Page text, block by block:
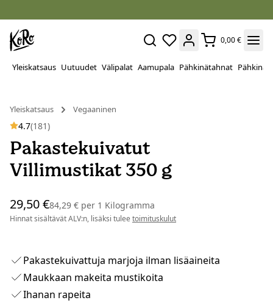
0,00 €
Yleiskatsaus Uutuudet Välipalat Aamupala Pähkinätahnat Pähkinät
Yleiskatsaus Vegaaninen
4.7(181)
Pakastekuivatut
Villimustikat 350 g
29,50 €84,29 € per 1 Kilogramma
Hinnat sisältävät ALV:n, lisäksi tulee toimituskulut
Pakastekuivattuja marjoja ilman lisäaineita
Maukkaan makeita mustikoita
Ihanan rapeita